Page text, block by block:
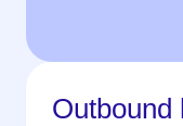
Outbound